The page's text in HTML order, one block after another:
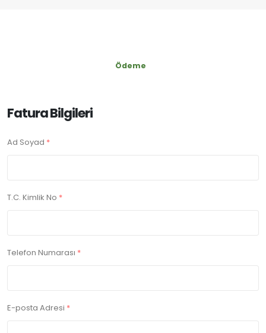
Ödeme
Fatura Bilgileri
Ad Soyad *
T.C. Kimlik No *
Telefon Numarası *
E-posta Adresi *